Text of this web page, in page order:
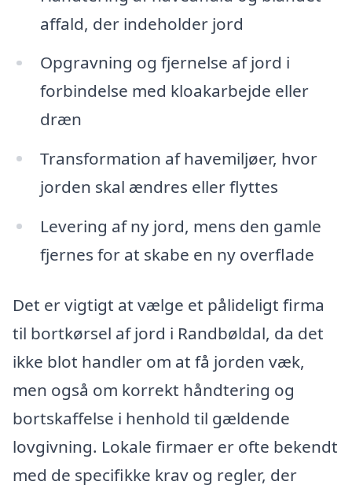
affald, der indeholder jord
Opgravning og fjernelse af jord i
forbindelse med kloakarbejde eller
dræn
Transformation af havemiljøer, hvor
jorden skal ændres eller flyttes
Levering af ny jord, mens den gamle
fjernes for at skabe en ny overflade
Det er vigtigt at vælge et pålideligt firma
til bortkørsel af jord i Randbøldal, da det
ikke blot handler om at få jorden væk,
men også om korrekt håndtering og
bortskaffelse i henhold til gældende
lovgivning. Lokale firmaer er ofte bekendt
med de specifikke krav og regler, der